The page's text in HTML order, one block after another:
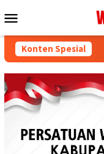
ke
Mobile
Konten Spesial